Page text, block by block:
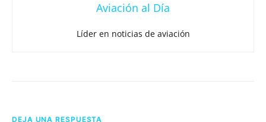
Aviación al Día
Líder en noticias de aviación
DEJA UNA RESPUESTA